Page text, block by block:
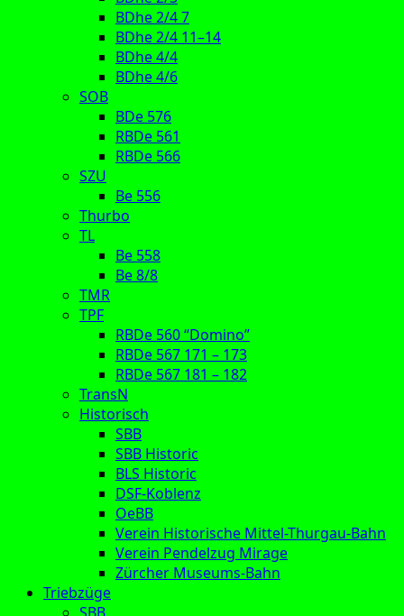
BDhe 2/4 7
BDhe 2/4 11–14
BDhe 4/4
BDhe 4/6
SOB
BDe 576
RBDe 561
RBDe 566
SZU
Be 556
Thurbo
TL
Be 558
Be 8/8
TMR
TPF
RBDe 560 “Domino”
RBDe 567 171 – 173
RBDe 567 181 – 182
TransN
Historisch
SBB
SBB Historic
BLS Historic
DSF-Koblenz
OeBB
Verein Historische Mittel-Thurgau-Bahn
Verein Pendelzug Mirage
Zürcher Museums-Bahn
Triebzüge